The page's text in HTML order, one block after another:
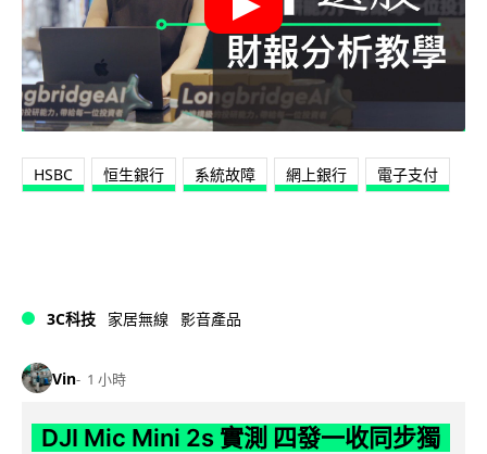
HSBC 恒生銀行 系統故障 網上銀行 電子支付
3C科技 家居無線 影音產品
Vin 1 小時
DJI Mic Mini 2s 實測 四發一收同步獨